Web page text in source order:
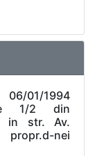
01/1994
1/2 din
in str. Av.
nei